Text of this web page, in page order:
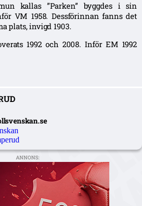
kallas ”Parken” byggdes i sin
VM 1958. Dessförinnan fanns det
plats, invigd 1903.
1992 och 2008. Inför EM 1992
ANNONS: